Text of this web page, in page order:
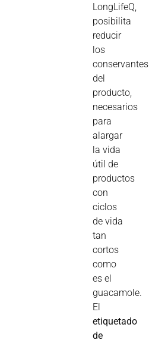
LongLifeQ,
posibilita
reducir
los
conservantes
del
producto,
necesarios
para
alargar
la vida
útil de
productos
con
ciclos
de vida
tan
cortos
como
es el
guacamole.
El
etiquetado
de